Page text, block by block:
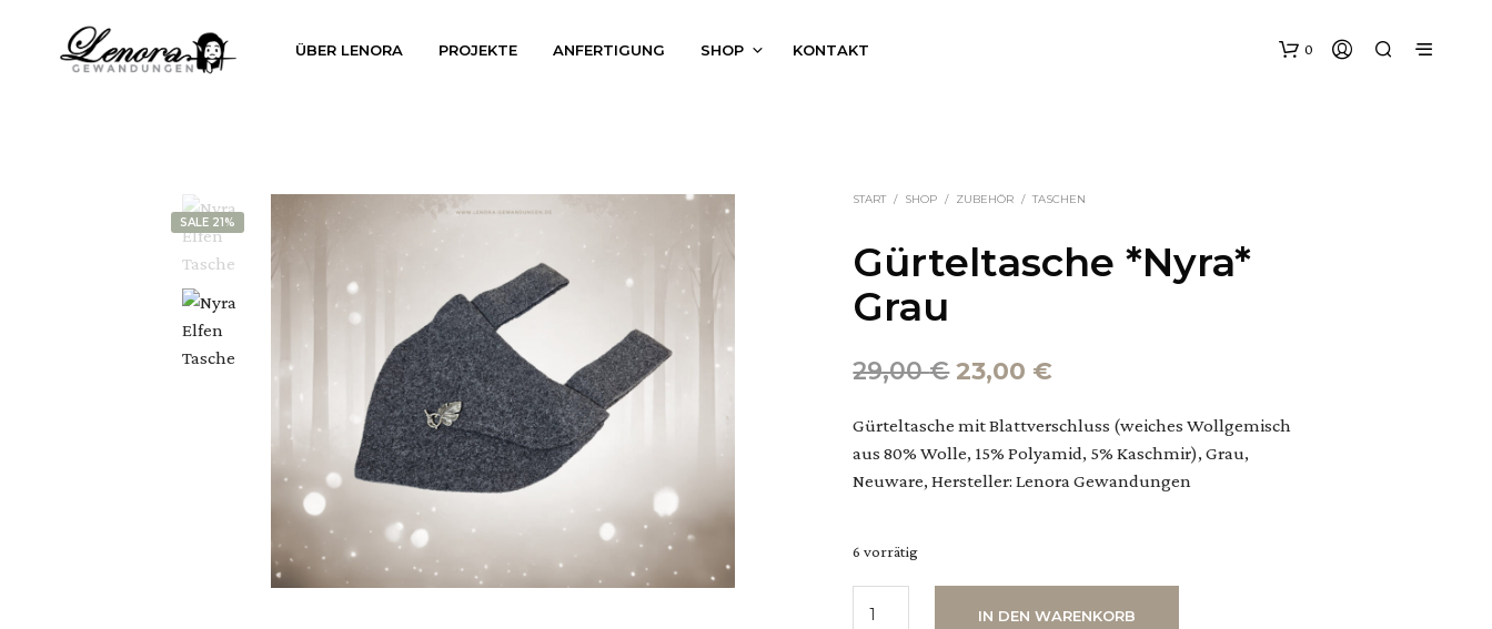
ÜBER LENORA PROJEKTE ANFERTIGUNG SHOP KONTAKT 0
SALE 21%
START / SHOP / ZUBEHÖR / TASCHEN
Gürteltasche *Nyra*
Grau
29,00€ Ursprünglicher
war:
29,00 €
23,00 €
ist:
23,00 €.
Gürteltasche mit Blattverschluss (weiches Wollgemisch
aus 80% Wolle, 15% Polyamid, 5% Kaschmir), Grau,
Neuware, Hersteller: Lenora Gewandungen
6 vorrätig
IN DEN WARENKORB